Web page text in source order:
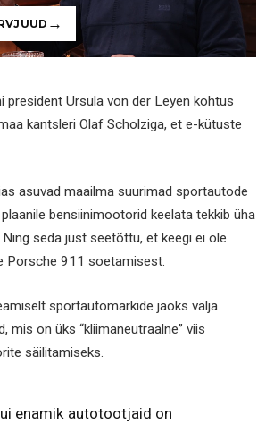
president Ursula von der Leyen kohtus
kantsleri Olaf Scholziga, et e-kütuste
asuvad maailma suurimad sportautode
bensiinimootorid keelata tekkib üha
seda just seetõttu, et keegi ei ole
Porsche 911 soetamisest.
sportautomarkide jaoks välja
mis on üks “kliimaneutraalne” viis
säilitamiseks.
enamik autotootjaid on